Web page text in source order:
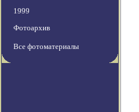
1999
Фотоархив
Все фотоматериалы